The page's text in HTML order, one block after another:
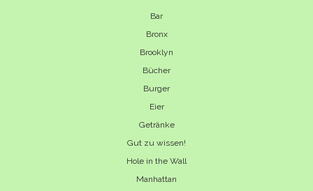
Bar
Bronx
Brooklyn
Bücher
Burger
Eier
Getränke
Gut zu wissen!
Hole in the Wall
Manhattan